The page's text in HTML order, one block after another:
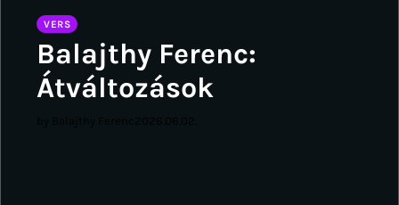
VERS
Balajthy Ferenc:
Átváltozások